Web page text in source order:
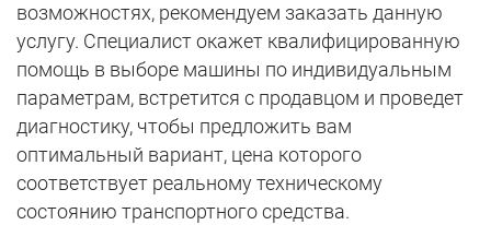
возможностях, рекомендуем заказать данную
услугу. Специалист окажет квалифицированную
помощь в выборе машины по индивидуальным
параметрам, встретится с продавцом и проведет
диагностику, чтобы предложить вам
оптимальный вариант, цена которого
соответствует реальному техническому
состоянию транспортного средства.